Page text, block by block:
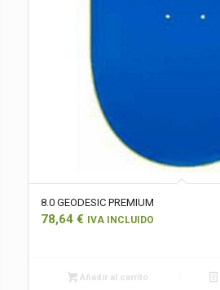
8.0 GEODESIC PREMIUM
78,64 € IVA INCLUIDO
Añadir al carrito